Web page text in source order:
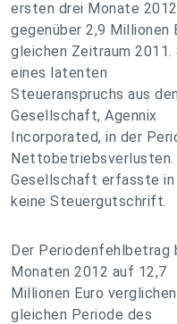
ersten drei Monate
gegenüber 2,9 Millionen
gleichen Zeitraum
eines latenten
Steueranspruchs aus
Gesellschaft, Agennix
Incorporated, in der
Nettobetriebsverlusten.
Gesellschaft erfasste
keine Steuergutschrift.
Der Periodenfehlbetrag
Monaten 2012 auf 12,7
Millionen Euro
gleichen Periode des